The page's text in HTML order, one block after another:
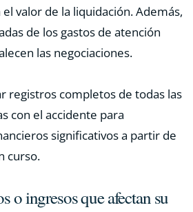
valor de la liquidación. Además,
de los gastos de atención
las negociaciones.
registros completos de todas las
con el accidente para
significativos a partir de
curso.
o ingresos que afectan su